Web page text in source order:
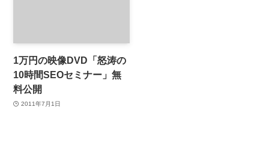
1万円の映像DVD「怒涛の
10時間SEOセミナー」無
料公開
2011年7月1日